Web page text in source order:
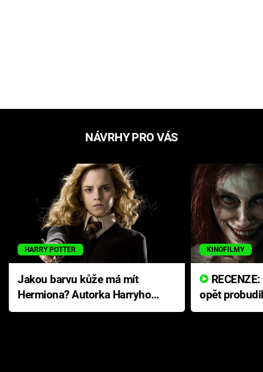
NÁVRHY PRO VÁS
HARRY POTTER
Jakou barvu kůže má mít
Hermiona? Autorka Harryho
Pottera přišla s ráznou
KINOFILMY
opět
přichází s